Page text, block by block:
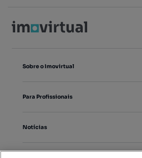
Sobre o Imovirtual
Para Profissionais
Notícias